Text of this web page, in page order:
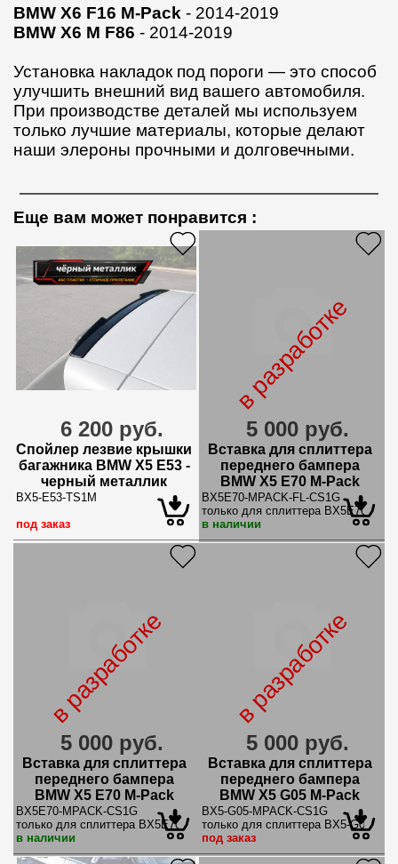
BMW X6 F16 M-Pack - 2014-2019
BMW X6 M F86 - 2014-2019
Установка накладок под пороги — это способ
улучшить внешний вид вашего автомобиля.
При производстве деталей мы используем
только лучшие материалы, которые делают
наши элероны прочными и долговечными.
Еще вам может понравится :
6 200 руб.
Спойлер лезвие крышки
багажника BMW X5 E53 -
черный металлик
BX5-E53-TS1M
под заказ
в разработке
5 000 руб.
Вставка для сплиттера
переднего бампера
BMW X5 E70 M-Pack
рест.
BX5E70-MPACK-FL-CS1G
только для сплиттера BX5E70-
в наличии
в разработке
5 000 руб.
Вставка для сплиттера
переднего бампера
BMW X5 E70 M-Pack
BX5E70-MPACK-CS1G
только для сплиттера BX5E70-MPACK-FS1G
в наличии
в разработке
5 000 руб.
Вставка для сплиттера
переднего бампера
BMW X5 G05 M-Pack
BX5-G05-MPACK-CS1G
только для сплиттера BX5-G05-
под заказ